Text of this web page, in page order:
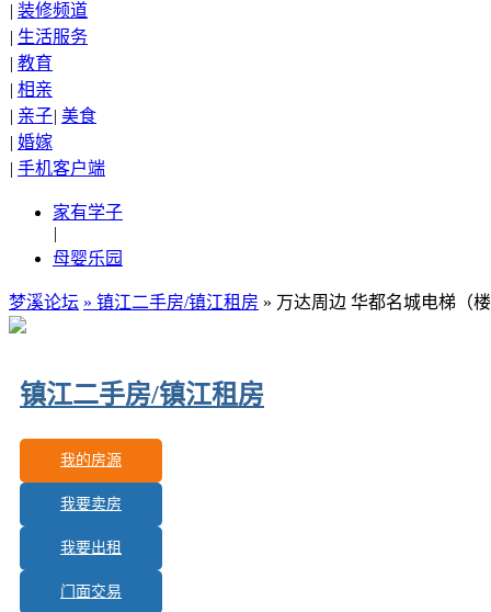
| 装修频道
| 生活服务
| 教育
| 相亲
| 亲子| 美食
| 婚嫁
| 手机客户端
家有学子
|
母婴乐园
梦溪论坛 » 镇江二手房/镇江租房 » 万达周边 华都名城电梯（
镇江二手房/镇江租房
更新房源：
我的房源
我要卖房
我要出租
门面交易